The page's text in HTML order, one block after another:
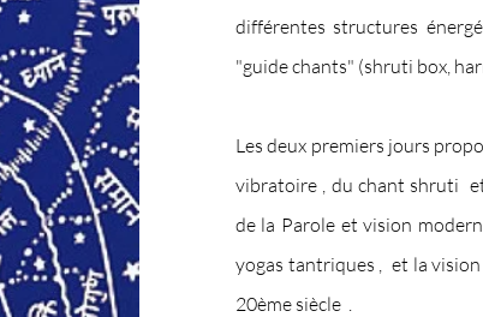
différentes structures
"guide chants" (shruti box,
Les deux premiers jours
vibratoire , du chant shruti
de la Parole et vision
yogas tantriques , et la
20ème siècle .